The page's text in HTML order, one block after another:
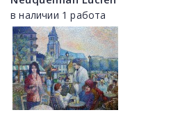
в наличии 1 работа